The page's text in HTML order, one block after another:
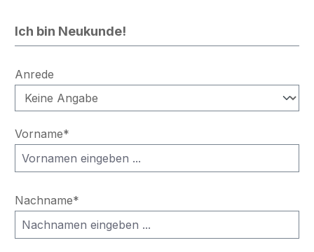
Ich bin Neukunde!
Anrede
Vorname*
Nachname*